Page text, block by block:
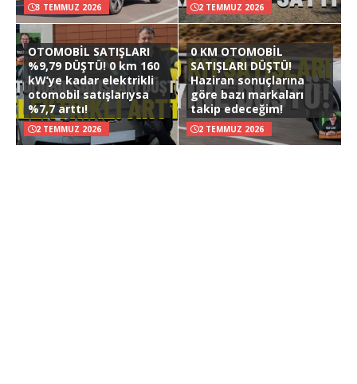
3 TEMMUZ 2026 2 TEMMUZ 2026
OTOMOBİL SATIŞLARI
%9,79 DÜŞTÜ! 0 km 160
kW’ye kadar elektrikli
otomobil satışlarıysa
%7,7 arttı!
2 TEMMUZ 2026
0 KM OTOMOBİL
SATIŞLARI DÜŞTÜ!
Haziran sonuçlarına
göre bazı markaları
takip edeceğim!
2 TEMMUZ 2026